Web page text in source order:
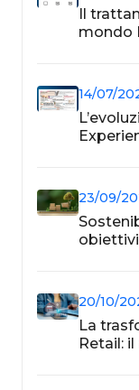
Il
mondo
14/07/
23/09/
20/10/
La
Retail: